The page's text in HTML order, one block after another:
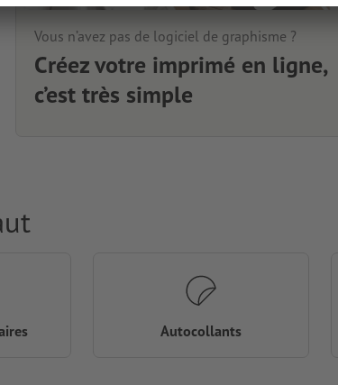
Vous n’avez pas de logiciel de graphisme ?
Créez votre imprimé en ligne,
c’est très simple
Autocollants